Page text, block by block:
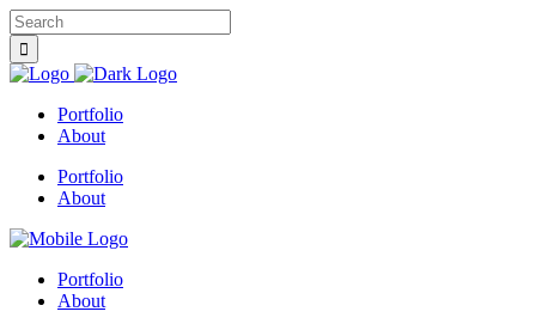
Portfolio
About
Portfolio
About
Portfolio
About